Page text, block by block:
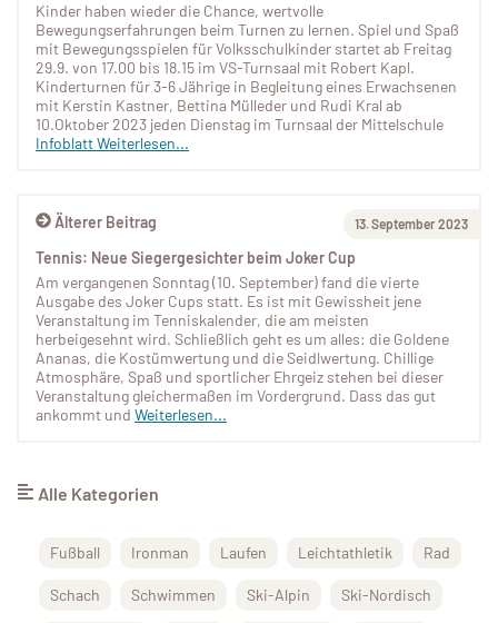
Älterer Beitrag 13. September 2023
Tennis: Neue Siegergesichter beim Joker Cup
Am vergangenen Sonntag (10. September) fand die vierte
Ausgabe des Joker Cups statt. Es ist mit Gewissheit jene
Veranstaltung im Tenniskalender, die am meisten
herbeigesehnt wird. Schließlich geht es um alles: die Goldene
Ananas, die Kostümwertung und die Seidlwertung. Chillige
Atmosphäre, Spaß und sportlicher Ehrgeiz stehen bei dieser
Veranstaltung gleichermaßen im Vordergrund. Dass das gut
ankommt und Weiterlesen...
Kinder haben wieder die Chance, wertvolle
Bewegungserfahrungen beim Turnen zu lernen. Spiel und Spaß
mit Bewegungsspielen für Volksschulkinder startet ab Freitag
29.9. von 17.00 bis 18.15 im VS-Turnsaal mit Robert Kapl.
Kinderturnen für 3-6 Jährige in Begleitung eines Erwachsenen
mit Kerstin Kastner, Bettina Mülleder und Rudi Kral ab
10.Oktober 2023 jeden Dienstag im Turnsaal der Mittelschule
InfoblattWeiterlesen...
Alle Kategorien
Fußball Ironman Laufen Leichtathletik Rad
Schach Schwimmen Ski-Alpin Ski-Nordisch